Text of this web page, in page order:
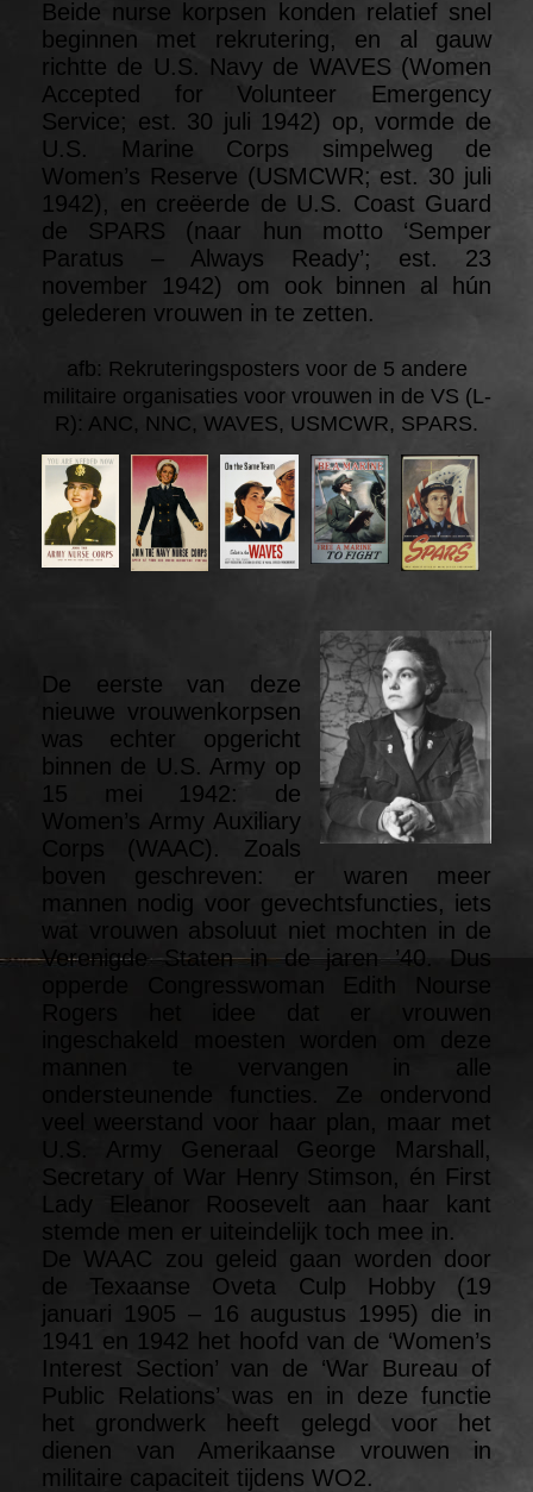
Beide nurse korpsen konden relatief snel
beginnen met rekrutering, en al gauw
richtte de U.S. Navy de WAVES (Women
Accepted for Volunteer Emergency
Service; est. 30 juli 1942) op, vormde de
U.S. Marine Corps simpelweg de
Women’s Reserve (USMCWR; est. 30 juli
1942), en creëerde de U.S. Coast Guard
de SPARS (naar hun motto ‘Semper
Paratus – Always Ready’; est. 23
november 1942) om ook binnen al hún
gelederen vrouwen in te zetten.
afb: Rekruteringsposters voor de 5 andere
militaire organisaties voor vrouwen in de VS (L-
R): ANC, NNC, WAVES, USMCWR, SPARS.
De eerste van deze
nieuwe vrouwenkorpsen
was echter opgericht
binnen de U.S. Army op
15 mei 1942: de
Women’s Army Auxiliary
Corps (WAAC). Zoals
boven geschreven: er waren meer
mannen nodig voor gevechtsfuncties, iets
wat vrouwen absoluut niet mochten in de
Verenigde Staten in de jaren ’40. Dus
opperde Congresswoman Edith Nourse
Rogers het idee dat er vrouwen
ingeschakeld moesten worden om deze
mannen te vervangen in alle
ondersteunende functies. Ze ondervond
veel weerstand voor haar plan, maar met
U.S. Army Generaal George Marshall,
Secretary of War Henry Stimson, én First
Lady Eleanor Roosevelt aan haar kant
stemde men er uiteindelijk toch mee in.
De WAAC zou geleid gaan worden door
de Texaanse Oveta Culp Hobby (19
januari 1905 – 16 augustus 1995) die in
1941 en 1942 het hoofd van de ‘Women’s
Interest Section’ van de ‘War Bureau of
Public Relations’ was en in deze functie
het grondwerk heeft gelegd voor het
dienen van Amerikaanse vrouwen in
militaire capaciteit tijdens WO2.